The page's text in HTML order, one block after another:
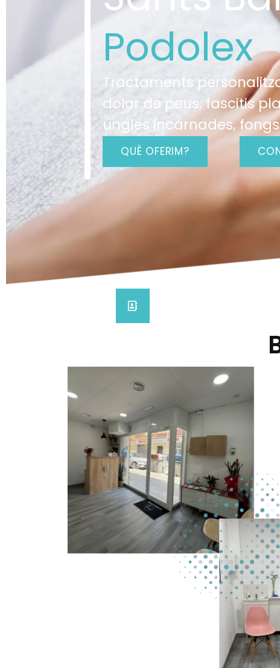
Podolex
Tractaments
dolor de peus, fascitis
ungles incarnades,
QUÈ OFERIM?